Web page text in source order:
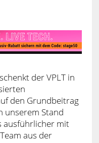
der VPLT in
den Grundbeitrag
unserem Stand
ausführlicher mit
aus der